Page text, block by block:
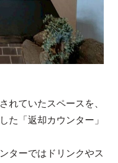
れていたスペースを、
た「返却カウンター」
ターではドリンクやス